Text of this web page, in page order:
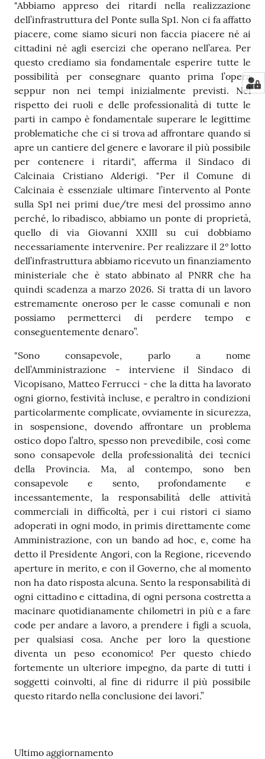
"Abbiamo appreso dei ritardi nella realizzazione
dell’infrastruttura del Ponte sulla Sp1. Non ci fa affatto
piacere, come siamo sicuri non faccia piacere né ai
cittadini né agli esercizi che operano nell’area. Per
questo crediamo sia fondamentale esperire tutte le
possibilità per consegnare quanto prima l’opera
seppur non nei tempi inizialmente previsti. Nel
rispetto dei ruoli e delle professionalità di tutte le
parti in campo è fondamentale superare le legittime
problematiche che ci si trova ad affrontare quando si
apre un cantiere del genere e lavorare il più possibile
per contenere i ritardi", afferma il Sindaco di
Calcinaia Cristiano Alderigi. "Per il Comune di
Calcinaia è essenziale ultimare l’intervento al Ponte
sulla Sp1 nei primi due/tre mesi del prossimo anno
perché, lo ribadisco, abbiamo un ponte di proprietà,
quello di via Giovanni XXIII su cui dobbiamo
necessariamente intervenire. Per realizzare il 2° lotto
dell’infrastruttura abbiamo ricevuto un finanziamento
ministeriale che è stato abbinato al PNRR che ha
quindi scadenza a marzo 2026. Si tratta di un lavoro
estremamente oneroso per le casse comunali e non
possiamo permetterci di perdere tempo e
conseguentemente denaro”.
"Sono consapevole, parlo a nome
dell’Amministrazione - interviene il Sindaco di
Vicopisano, Matteo Ferrucci - che la ditta ha lavorato
ogni giorno, festività incluse, e peraltro in condizioni
particolarmente complicate, ovviamente in sicurezza,
in sospensione, dovendo affrontare un problema
ostico dopo l’altro, spesso non prevedibile, così come
sono consapevole della professionalità dei tecnici
della Provincia. Ma, al contempo, sono ben
consapevole e sento, profondamente e
incessantemente, la responsabilità delle attività
commerciali in difficoltà, per i cui ristori ci siamo
adoperati in ogni modo, in primis direttamente come
Amministrazione, con un bando ad hoc, e, come ha
detto il Presidente Angori, con la Regione, ricevendo
aperture in merito, e con il Governo, che al momento
non ha dato risposta alcuna. Sento la responsabilità di
ogni cittadino e cittadina, di ogni persona costretta a
macinare quotidianamente chilometri in più e a fare
code per andare a lavoro, a prendere i figli a scuola,
per qualsiasi cosa. Anche per loro la questione
diventa un peso economico! Per questo chiedo
fortemente un ulteriore impegno, da parte di tutti i
soggetti coinvolti, al fine di ridurre il più possibile
questo ritardo nella conclusione dei lavori.”
Ultimo aggiornamento